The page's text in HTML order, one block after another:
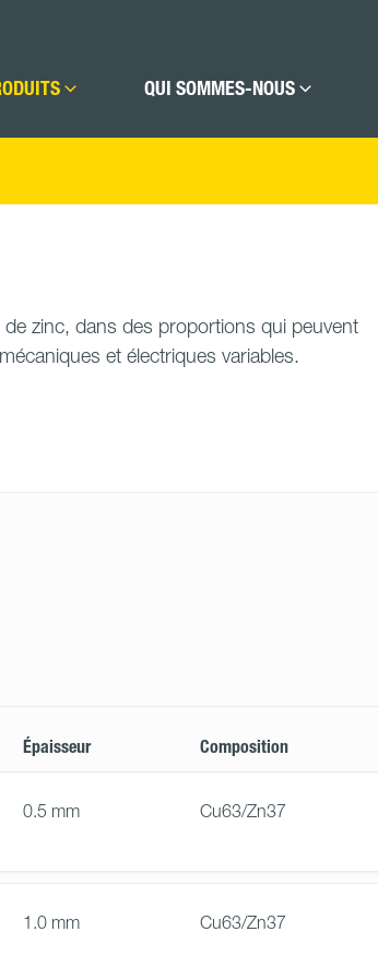
QUI SOMMES-NOUS
zinc, dans des proportions qui peuvent
et électriques variables.
Épaisseur Composition
0.5 mm Cu63/Zn37
1.0 mm Cu63/Zn37